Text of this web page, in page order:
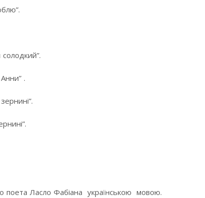
.
поета Ласло Фабіана українською мовою.